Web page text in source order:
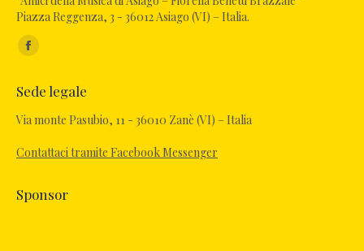
Piazza Reggenza, 3 - 36012 Asiago (VI) – Italia.
Ci puoi trovare su:
Facebook
opens
in
window
Sede legale
Via monte Pasubio, 11 - 36010 Zanè (VI) – Italia
Contattaci tramite Facebook Messenger
Sponsor